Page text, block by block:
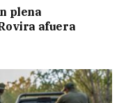
plena
afuera